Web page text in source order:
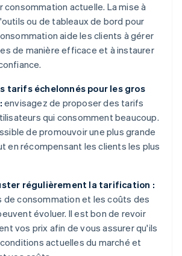
consommation actuelle. La mise à
ou de tableaux de bord pour
aide les clients à gérer
de manière efficace et à instaurer
tarifs échelonnés pour les gros
envisagez de proposer des tarifs
qui consomment beaucoup.
de promouvoir une plus grande
en récompensant les clients les plus
régulièrement la tarification :
de consommation et les coûts des
évoluer. Il est bon de revoir
vos prix afin de vous assurer qu'ils
actuelles du marché et